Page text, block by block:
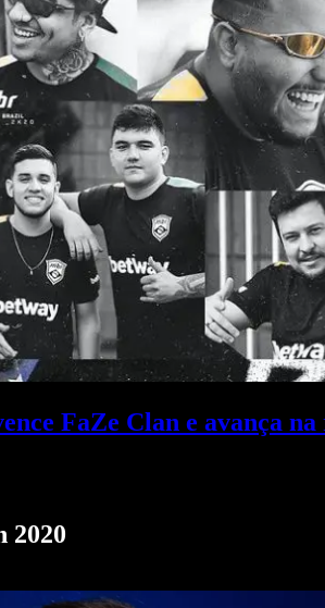
FaZe Clan e avança na
2020